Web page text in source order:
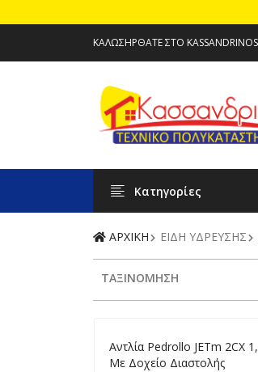
ΚΑΛΩΣΉΡΘΑΤΕ ΣΤΟ
Κατηγορίες
ΑΡΧΙΚΗ ΕΙΔΗ ΥΔΡΕΥΣΗΣ
ΤΑΞΙΝΟΜΗΣΗ
Aντλία Pedrollo JETm 2CX
Με Δοχείο Διαστολής